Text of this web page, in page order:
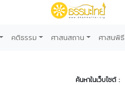
คติธรรม ศาสนสถาน ศาสนพิธี
ค้นหาในเว็บไซต์ :